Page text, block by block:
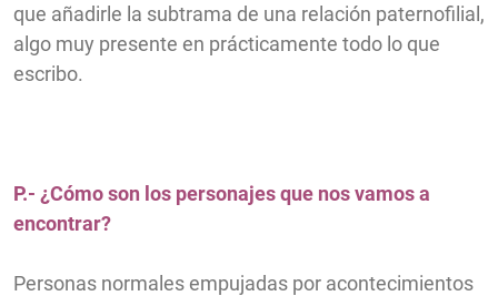
que añadirle la subtrama de una relación paternofilial,
algo muy presente en prácticamente todo lo que
escribo.
P.- ¿Cómo son los personajes que nos vamos a
encontrar?
Personas normales empujadas por acontecimientos